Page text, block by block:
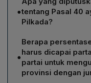
•tentang Pasal 40
Pilkada?
Mahkamah
(1) UU Pilkada
mensyaratkan
mengusulkan calon
•
Berapa
harus dicapai
partai untuk
provinsi dengan